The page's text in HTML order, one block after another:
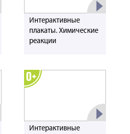
Интерактивные
плакаты. Химические
реакции
Интерактивные